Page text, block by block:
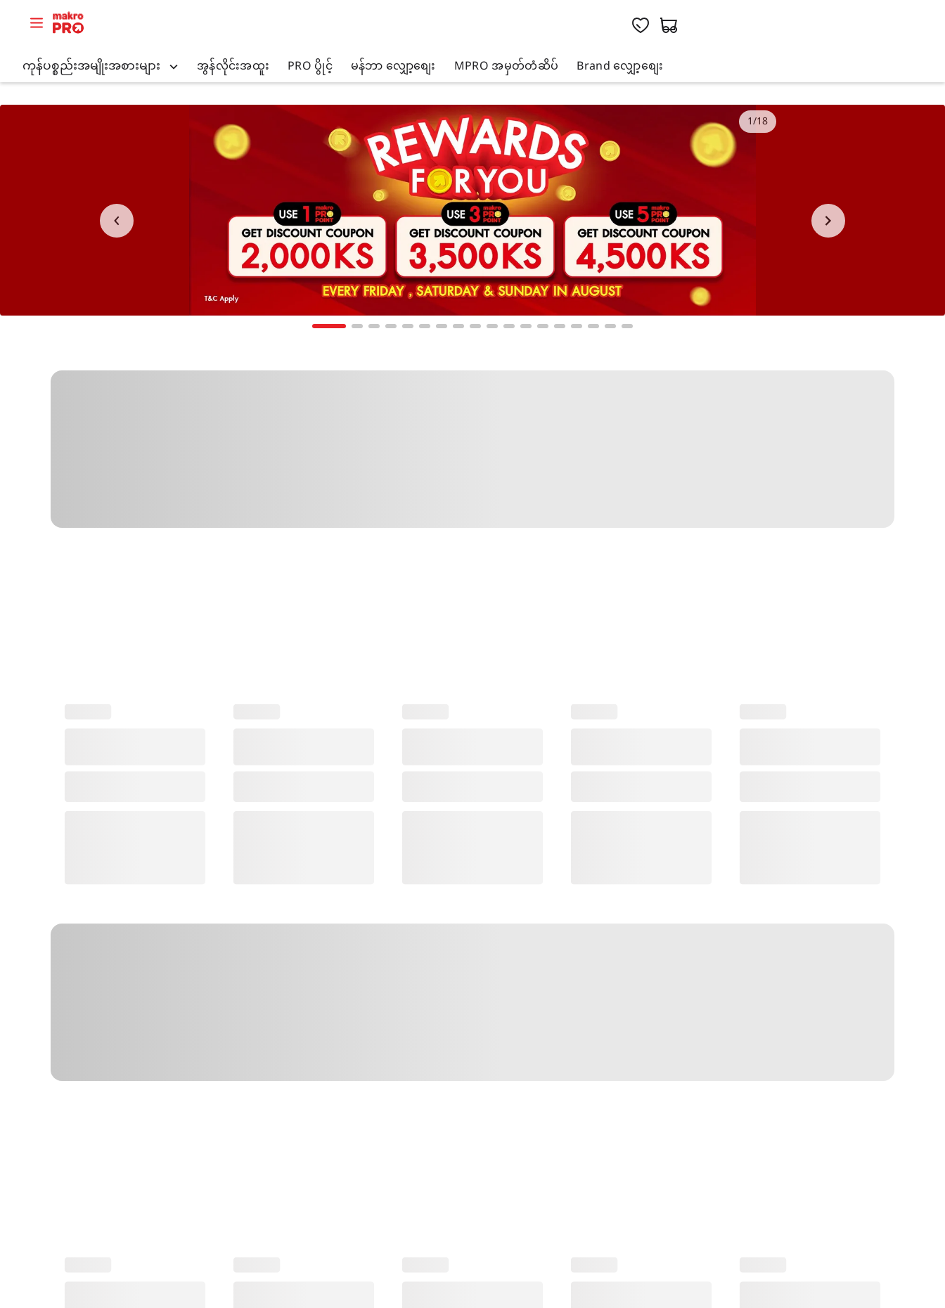
ကုန်ပစ္စည်းအမျိုးအစားများ အွန်လိုင်းအထူး PRO ပွိုင့် မန်ဘာ လျှော့စျေး MPRO အမှတ်တံဆိပ် Brand လျှော့စျေး
1/18